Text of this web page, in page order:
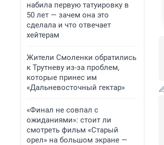
набила первую татуировку в
50 лет — зачем она это
сделала и что отвечает
хейтерам
Жители Смоленки обратились
к Трутневу из-за проблем,
которые принес им
«Дальневосточный гектар»
«Финал не совпал с
ожиданиями»: стоит ли
смотреть фильм «Старый
орел» на большом экране —